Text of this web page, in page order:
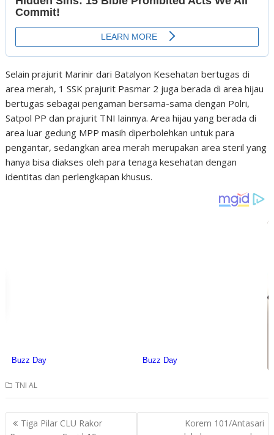
Selain prajurit Marinir dari Batalyon Kesehatan bertugas di
area merah, 1 SSK prajurit Pasmar 2 juga berada di area hijau
bertugas sebagai pengaman bersama-sama dengan Polri,
Satpol PP dan prajurit TNI lainnya. Area hijau yang berada di
area luar gedung MPP masih diperbolehkan untuk para
pengantar, sedangkan area merah merupakan area steril yang
hanya bisa diakses oleh para tenaga kesehatan dengan
identitas dan perlengkapan khusus.
TNI AL
Post
Tiga Pilar CLU Rakor
Korem 101/Antasari